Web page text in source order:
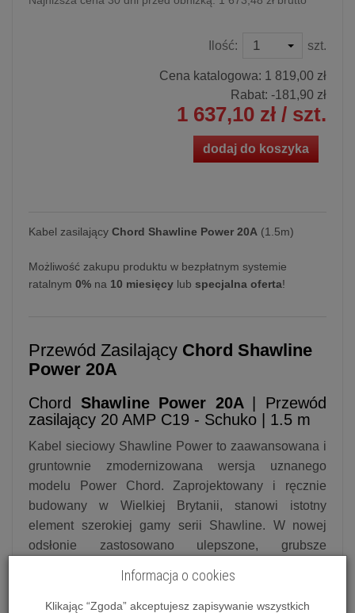
Ilość: szt.
Cena katalogowa: 1 819,00 zł
Rabat: -181,90 zł
1 637,10 zł / szt.
dodaj do koszyka
Kabel zasilający Chord Shawline Power 20A (1.5m)
Możliwość zakupu produktu w bezpłatnym systemie
ratalnym 0% na 10 miesięcy lub specjalna oferta!
Przewód Zasilający Chord Shawline
Power 20A
Chord Shawline Power 20A
| Przewód
zasilający 20 AMP C19 - Schuko | 1.5 m
Kabel sieciowy Shawline Power to zaawansowana i
gruntownie zmodernizowana wersja uznanego
modelu Power Chord. Zaprojektowany i ręcznie
budowany w Wielkiej Brytanii, stanowi istotny
element szerokiej gamy serii Shawline.
W nowej
odsłonie zastosowano ulepszone, grubsze
całkowicie przeprojektowany ekran o gęstszym
splocie.Konstrukcja ta powstała z myślą o
Informacja o cookies
Klikając “Zgoda” akceptujesz zapisywanie wszystkich